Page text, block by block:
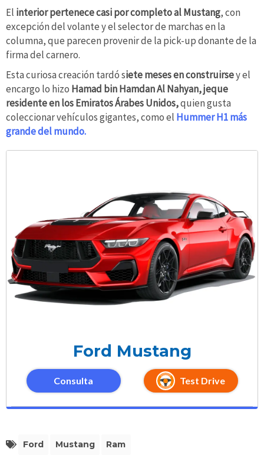
El interior pertenece casi por completo al Mustang, con
excepción del volante y el selector de marchas en la
columna, que parecen provenir de la pick-up donante de la
firma del carnero.
Esta curiosa creación tardó siete meses en construirsey el
encargo lo hizo Hamad bin Hamdan Al Nahyan, jeque
residente en los Emiratos Árabes Unidos,quien gusta
coleccionar vehículos gigantes, como el Hummer H1 más
grande del mundo.
Ford Mustang
Consulta Test Drive
Ford Mustang Ram